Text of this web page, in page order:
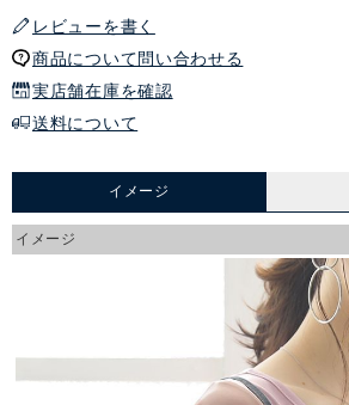
レビューを書く
商品について問い合わせる
実店舗在庫を確認
送料について
イメージ
イメージ